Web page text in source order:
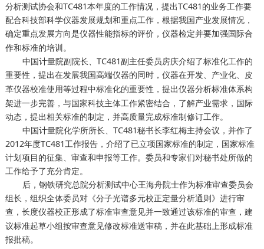
分析测试协会和TC481本年度的工作情况，提出TC481的业务工作要
配合科技部科学仪器发展规划和重点工作，根据我国产业发展情况，
确定重点发展方向是仪器性能指标的评价， 仪器检定并要加强国际合
作和标准的培训。
中国计量院副院长、TC481副主任委员房庆介绍了标准化工作的
重要性，提出在发展我国高端仪器的同时，仪器在开发、产业化、
皮
革仪器校准使用等过程中标准化的重要性，提出仪器分析标准体系构
架进一步完善，与国家科技主体工作紧密结合，了解产业需求，国际
动态，提出相关标准的制定，并高质量完成标准制修订工作。
中国计量院化学所所长、TC481秘书长李红梅主持会议，并作了
2012年度TC481工作报告，介绍了已立项国家标准的制定，国家标准
计划项目的征集、审查和申报等工作。委员和专家们对秘书处所做的
工作给予了充分肯定。
后，钢铁研究总院分析测试中心王海舟院士作为标准审查委员会
组长，组织全体委员对《分子光谱多元校正定量分析通则》进行审
查， 长度仪器校正形成了标准审查意见并一致通过该标准的审查，建
议标准起草小组按审查意见修改标准送审稿，并在此基础上形成标准
报批稿。